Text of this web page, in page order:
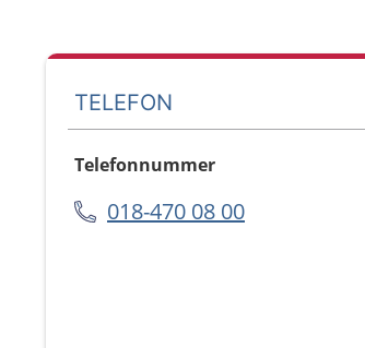
TELEFON
Telefonnummer
018-470 08 00